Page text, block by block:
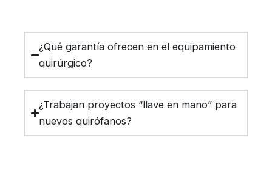
¿Qué garantía ofrecen en el equipamiento
quirúrgico?
¿Trabajan proyectos “llave en mano” para
nuevos quirófanos?